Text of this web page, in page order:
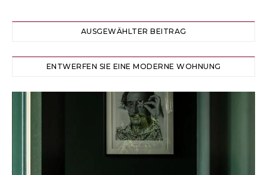
AUSGEWÄHLTER BEITRAG
ENTWERFEN SIE EINE MODERNE WOHNUNG